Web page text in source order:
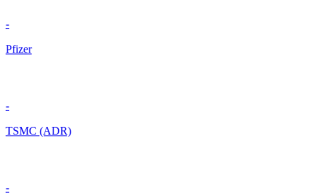
-
Pfizer
-
TSMC (ADR)
-